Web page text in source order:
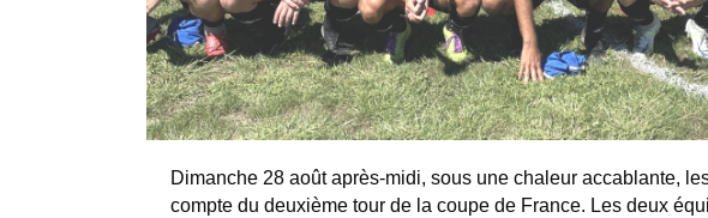
Dimanche 28 août après-midi, sous une chaleur accablante,
compte du deuxième tour de la coupe de France. Les deux